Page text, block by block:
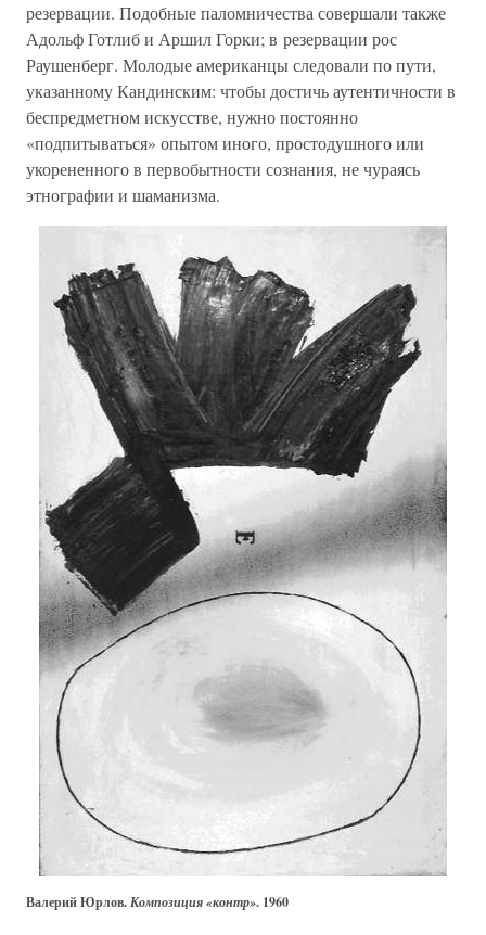
резервации. Подобные паломничества совершали также
Адольф Готлиб и Аршил Горки; в резервации рос
Раушенберг. Молодые американцы следовали по пути,
указанному Кандинским: чтобы достичь аутентичности в
беспредметном искусстве, нужно постоянно
«подпитываться» опытом иного, простодушного или
укорененного в первобытности сознания, не чураясь
этнографии и шаманизма.
Валерий Юрлов.Композиция «контр». 1960